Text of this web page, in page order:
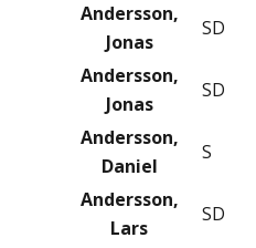
Andersson,
Jonas
SD
Andersson,
Jonas
SD
Andersson,
Daniel
S
Andersson,
Lars
SD